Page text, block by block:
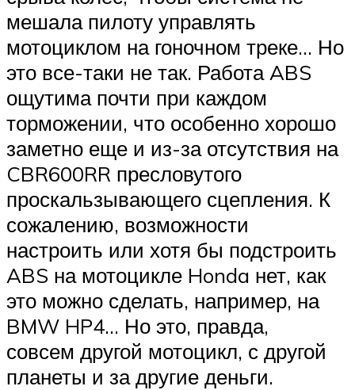
мешала пилоту управлять
мотоциклом на гоночном треке… Но
это все-таки не так. Работа ABS
ощутима почти при каждом
торможении, что особенно хорошо
заметно еще и из-за отсутствия на
CBR600RR пресловутого
проскальзывающего сцепления. К
сожалению, возможности
настроить или хотя бы подстроить
ABS на мотоцикле Honda нет, как
это можно сделать, например, на
BMW HP4… Но это, правда,
совсем другой мотоцикл, с другой
планеты и за другие деньги.